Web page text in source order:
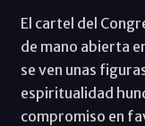
El cartel del
de mano abierta
se ven unas
espiritualidad
compromiso en